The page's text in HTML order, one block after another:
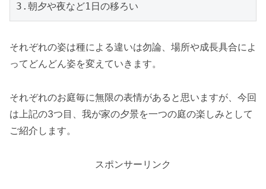
3.朝夕や夜など1日の移ろい
それぞれの姿は種による違いは勿論、場所や成長具合によ
ってどんどん姿を変えていきます。
それぞれのお庭毎に無限の表情があると思いますが、今回
は上記の3つ目、我が家の夕景を一つの庭の楽しみとして
ご紹介します。
スポンサーリンク